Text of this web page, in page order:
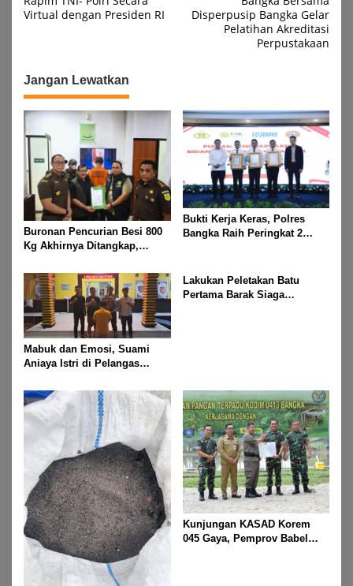
Virtual dengan Presiden RI
Disperpusip Bangka Gelar
Pelatihan Akreditasi
Perpustakaan
Jangan Lewatkan
Buronan Pencurian Besi 800
Kg Akhirnya Ditangkap,
Rutan Bukit Semut
Bukti Kerja Keras, Polres
Bangka Raih Peringkat 2
Mabuk dan Emosi, Suami
Aniaya Istri di Pelangas
Ringkus Pelaku
Lakukan Peletakan Batu
Pertama Barak Siaga
Kunjungan KASAD Korem
045 Gaya, Pemprov Babel